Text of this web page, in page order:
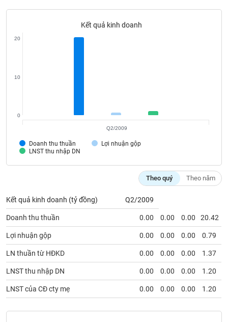
liệu
lý
Kết quả kinh doanh
Doanh thu thuần
Lợi nhuận gộp
LNST thu nhập DN
0
10
20
Q2/2009
Theo quý Theo năm
Kết quả kinh doanh (tỷ đồng) Q2/2009
Doanh thu thuần 0.00 0.00 0.00 20.42
Lợi nhuận gộp 0.00 0.00 0.00 0.79
LN thuần từ HĐKD 0.00 0.00 0.00 1.37
LNST thu nhập DN 0.00 0.00 0.00 1.20
LNST của CĐ cty mẹ 0.00 0.00 0.00 1.20
TIÊU
THIẾT
DÙNG
CHĂM
SÓC
SỨC
KHỎE